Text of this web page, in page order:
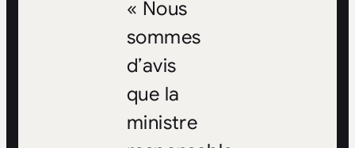
« Nous
sommes
d’avis
que la
ministre